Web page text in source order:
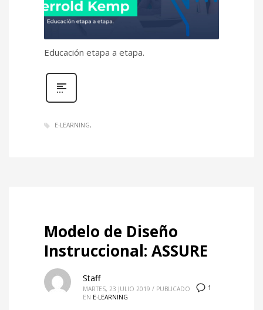
Acceder
Feed de entradas
Feed de comentarios
Educación etapa a etapa.
E-LEARNING
Modelo de Diseño
Instruccional: ASSURE
1
Staff
MARTES, 23 JULIO 2019 / PUBLICADO
EN E-LEARNING